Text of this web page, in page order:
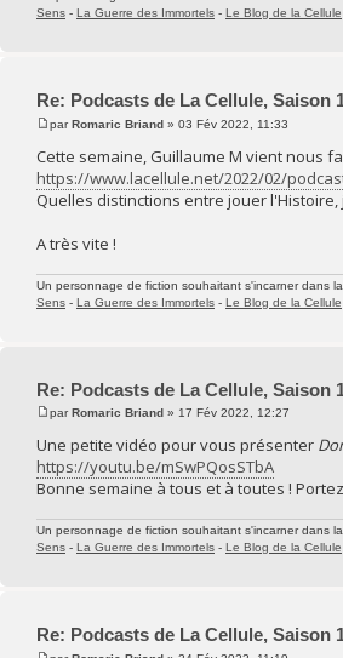
Sens - La Guerre des Immortels - Le Blog de la Cellule
Re: Podcasts de La Cellule, Saison
parRomaric Briand » 03 Fév 2022, 11:33
Cette semaine, Guillaume M vient nous
https://www.lacellule.net/2022/02/
Quelles distinctions entre jouer
A très vite !
Un personnage de fiction souhaitant s'incarner dans
Sens - La Guerre des Immortels - Le Blog de la Cellule
Re: Podcasts de La Cellule, Saison
parRomaric Briand » 17 Fév 2022, 12:27
Une petite vidéo pour vous présenter
https://youtu.be/mSwPQosSTbA
Bonne semaine à tous et à toutes !
Un personnage de fiction souhaitant s'incarner dans
Sens - La Guerre des Immortels - Le Blog de la Cellule
Re: Podcasts de La Cellule, Saison